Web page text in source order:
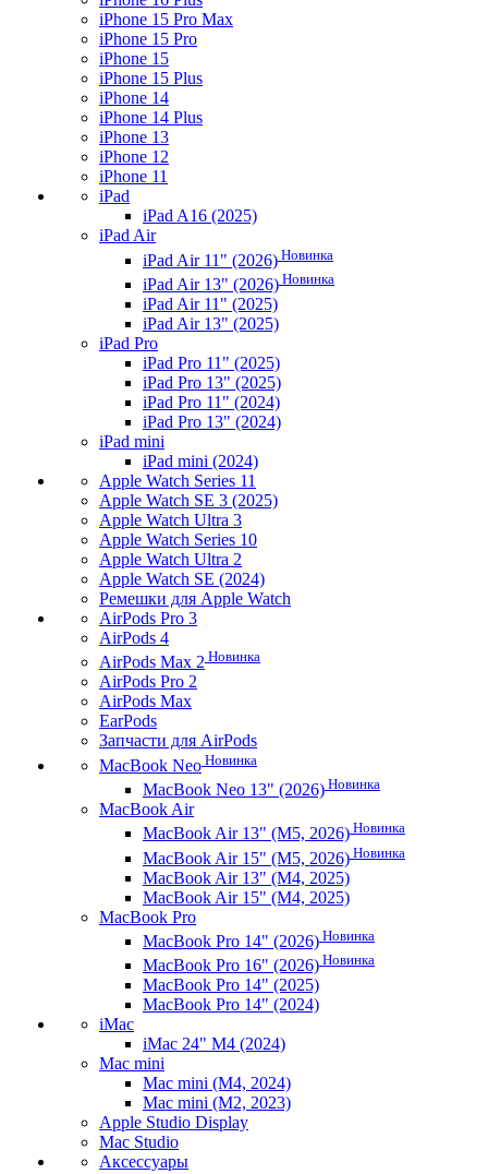
iPhone 15 Pro Max
iPhone 15 Pro
iPhone 15
iPhone 15 Plus
iPhone 14
iPhone 14 Plus
iPhone 13
iPhone 12
iPhone 11
iPad
iPad A16 (2025)
iPad Air
iPad Air 11" (2026) Новинка
iPad Air 13" (2026) Новинка
iPad Air 11" (2025)
iPad Air 13" (2025)
iPad Pro
iPad Pro 11" (2025)
iPad Pro 13" (2025)
iPad Pro 11" (2024)
iPad Pro 13" (2024)
iPad mini
iPad mini (2024)
Apple Watch Series 11
Apple Watch SE 3 (2025)
Apple Watch Ultra 3
Apple Watch Series 10
Apple Watch Ultra 2
Apple Watch SE (2024)
Ремешки для Apple Watch
AirPods Pro 3
AirPods 4
AirPods Max 2 Новинка
AirPods Pro 2
AirPods Max
EarPods
Запчасти для AirPods
MacBook Neo Новинка
MacBook Neo 13" (2026) Новинка
MacBook Air
MacBook Air 13" (M5, 2026) Новинка
MacBook Air 15" (M5, 2026) Новинка
MacBook Air 13" (M4, 2025)
MacBook Air 15" (M4, 2025)
MacBook Pro
MacBook Pro 14" (2026) Новинка
MacBook Pro 16" (2026) Новинка
MacBook Pro 14" (2025)
MacBook Pro 14" (2024)
iMac
iMac 24" M4 (2024)
Mac mini
Mac mini (M4, 2024)
Mac mini (M2, 2023)
Apple Studio Display
Mac Studio
Аксессуары